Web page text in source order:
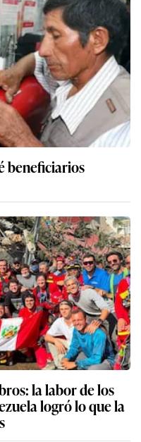
beneficiarios
la labor de los
logró lo que la